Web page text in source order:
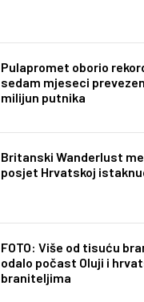
Pulapromet oborio
sedam mjeseci
milijun putnika
Britanski Wanderlust
posjet Hrvatskoj
FOTO: Više od tisuću
odalo počast Oluji i
braniteljima